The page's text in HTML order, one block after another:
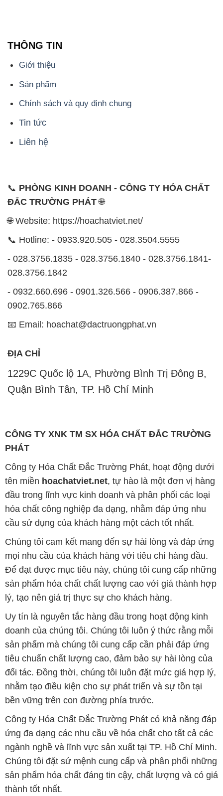
Chính sách và quy định chung
Tin tức
Liên hệ
📞
PHÒNG KINH DOANH - CÔNG TY HÓA CHẤT
ĐẮC TRƯỜNG PHÁT
- 028.3756.1835 - 028.3756.1840 - 028.3756.1841-
0902.765.866
📧 Email: hoachat@dactruongphat.vn
ĐỊA CHỈ
1229C Quốc lộ 1A, Phường Bình Trị Đông B,
Quận Bình Tân, TP. Hồ Chí Minh
CÔNG TY XNK TM SX HÓA CHẤT ĐẮC TRƯỜNG
PHÁT
đầu trong lĩnh vực kinh doanh và phân phối các loại
hóa chất công nghiệp đa dạng, nhằm đáp ứng nhu
cầu sử dụng của khách hàng một cách tốt nhất.
Chúng tôi cam kết mang đến sự hài lòng và đáp ứng
mọi nhu cầu của khách hàng với tiêu chí hàng đầu.
Để đạt được mục tiêu này, chúng tôi cung cấp những
sản phẩm hóa chất chất lượng cao với giá thành hợp
lý, tạo nên giá trị thực sự cho khách hàng.
Uy tín là nguyên tắc hàng đầu trong hoạt động kinh
doanh của chúng tôi. Chúng tôi luôn ý thức rằng mỗi
sản phẩm mà chúng tôi cung cấp cần phải đáp ứng
tiêu chuẩn chất lượng cao, đảm bảo sự hài lòng của
đối tác. Đồng thời, chúng tôi luôn đặt mức giá hợp lý,
nhằm tạo điều kiện cho sự phát triển và sự tồn tại
bền vững trên con đường phía trước.
Công ty Hóa Chất Đắc Trường Phát có khả năng đáp
ứng đa dạng các nhu cầu về hóa chất cho tất cả các
ngành nghề và lĩnh vực sản xuất tại TP. Hồ Chí Minh.
Chúng tôi đặt sứ mệnh cung cấp và phân phối những
sản phẩm hóa chất đáng tin cậy, chất lượng và có giá
thành tốt nhất.
Đội ngũ nhân viên của chúng tôi là những chuyên gia
giàu kinh nghiệm, luôn sẵn sàng tư vấn và hỗ trợ
khách hàng một cách chuyên nghiệp. Chúng tôi cam
kết mang đến sự hài lòng và thành công cho khách